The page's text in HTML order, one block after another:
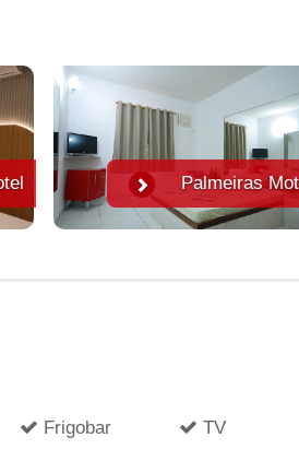
Palmeiras
Frigobar TV